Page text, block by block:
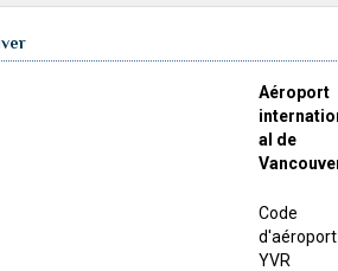
Aéroport
al de
Code
d'aéroport
YVR